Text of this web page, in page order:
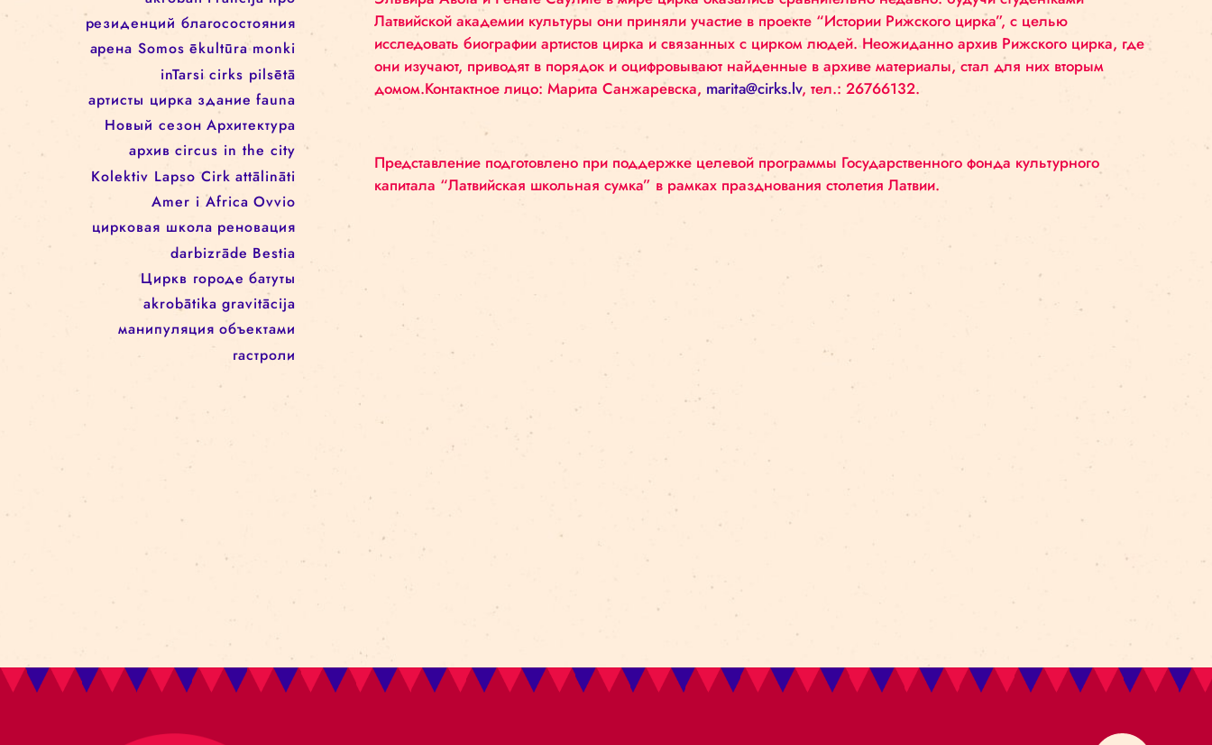
Занятия rigascirks
реконструкция представления
machine de cirque cirque
для детей svalbard festivāls
work in progress
work in progress купол
программa арт-резиденции
резиденций благосостояния
арена Somos ēkultūra monki
inTarsi cirks pilsētā
артисты цирка здание fauna
Новый сезон Архитектурa
circus in the city
Kolektiv Lapso Cirk
Amer i Africa
akrobātika
gravitācija
C Рижской цирковой школой связан и артист цирка Алексей Смолов, чья профессиональная
качестве дипломированного специалиста по оздоровительному спорту со специализацией на
гимнастике долгое время была связана с реабилитационной работой, и все же, стремление к
художественного самовыражения в сфере циркового искусства вышло на первый план. В качестве
современного цирка Алексей выступал в представлении “Faux Pas”, где цирковое искусство
танцем, и которое демонстрировалось не только в Латвии, но и во многих уголках Европы и даже
Также Алексей регулярно участвует в различных проектах местных и зарубежных художников.
Эльвира Авота и Ренате Саулите в мире цирка оказались сравнительно недавно: будучи
Латвийской академии культуры они приняли участие в проекте “Истории Рижского цирка”, с целью
исследовать биографии артистов цирка и связанных с цирком людей. Неожиданно архив
они изучают, приводят в порядок и оцифровывают найденные в архиве материалы, стал для них
домом.Контактное лицо: Марита Санжаревска
Представление подготовлено при поддержке целевой программы Государственного фонда
капитала “Латвийская школьная сумка” в рамках празднования столетия Латвии.